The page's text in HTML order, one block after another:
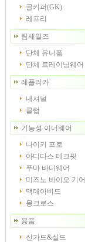
골키퍼(GK)
레프리
팀세일즈
단체 유니폼
단체 트레이닝웨어
레플리카
내셔널
클럽
기능성 이너웨어
나이키 프로
아디다스 테크핏
푸마 바디웨어
미즈노 바이오 기어
맥데이비드
몽크로스
용품
신가드&실드